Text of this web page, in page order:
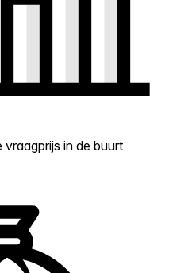
in de buurt